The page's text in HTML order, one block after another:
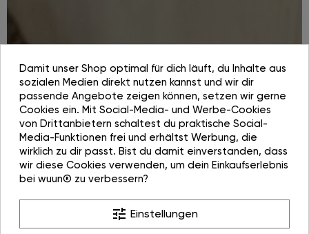
Damit unser Shop optimal für dich läuft, du Inhalte aus
sozialen Medien direkt nutzen kannst und wir dir
passende Angebote zeigen können, setzen wir gerne
Cookies ein. Mit Social-Media- und Werbe-Cookies
von Drittanbietern schaltest du praktische Social-
Media-Funktionen frei und erhältst Werbung, die
wirklich zu dir passt. Bist du damit einverstanden, dass
wir diese Cookies verwenden, um dein Einkaufserlebnis
bei wuun® zu verbessern?
tune Einstellungen